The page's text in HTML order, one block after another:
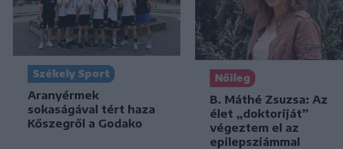
Székely Sport
Aranyérmek
sokaságával tért haza
Kőszegről a Godako
Nőileg
B. Máthé Zsuzsa: Az
élet „doktoriját”
végeztem el az
epilepsziámmal